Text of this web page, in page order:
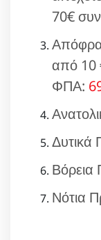
70€
από 10
ΦΠΑ:
Δυτικά
Βόρεια
Νότια